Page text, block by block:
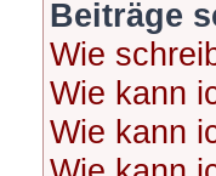
Beiträge
Wie
Wie kann
Wie kann